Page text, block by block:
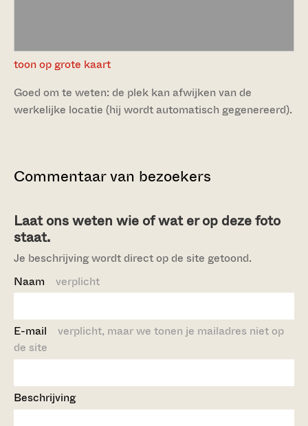
toon op grote kaart
Goed om te weten: de plek kan afwijken van de
werkelijke locatie (hij wordt automatisch gegenereerd).
Commentaar van bezoekers
Laat ons weten wie of wat er op deze foto
staat.
Je beschrijving wordt direct op de site getoond.
Naam verplicht
E-mail verplicht, maar we tonen je mailadres niet op
de site
Beschrijving